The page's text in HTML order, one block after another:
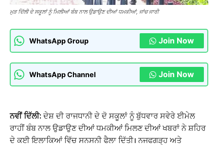
ਮੁੜ ਦਿੱਲੀ ਦੇ ਸਕੂਲਾਂ ਨੂੰ ਮਿਲੀਆਂ ਬੰਬ ਨਾਲ ਉਡਾਉਣ ਦੀਆਂ ਧਮਕੀਆਂ, ਜਾਂਚ ਜਾਰੀ
WhatsApp Group Join Now
WhatsApp Channel Join Now
ਨਵੀਂ ਦਿੱਲੀ: ਦੇਸ਼ ਦੀ ਰਾਜਧਾਨੀ ਦੇ ਦੋ ਸਕੂਲਾਂ ਨੂੰ ਬੁੱਧਵਾਰ ਸਵੇਰੇ ਈਮੇਲ
ਰਾਹੀਂ ਬੰਬ ਨਾਲ ਉਡਾਉਣ ਦੀਆਂ ਧਮਕੀਆਂ ਮਿਲਣ ਦੀਆਂ ਖਬਰਾਂ ਨੇ ਸ਼ਹਿਰ
ਦੇ ਕਈ ਇਲਾਕਿਆਂ ਵਿੱਚ ਸਨਸਨੀ ਫੈਲਾ ਦਿੱਤੀ। ਨਜਫਗੜ੍ਹ ਅਤੇ